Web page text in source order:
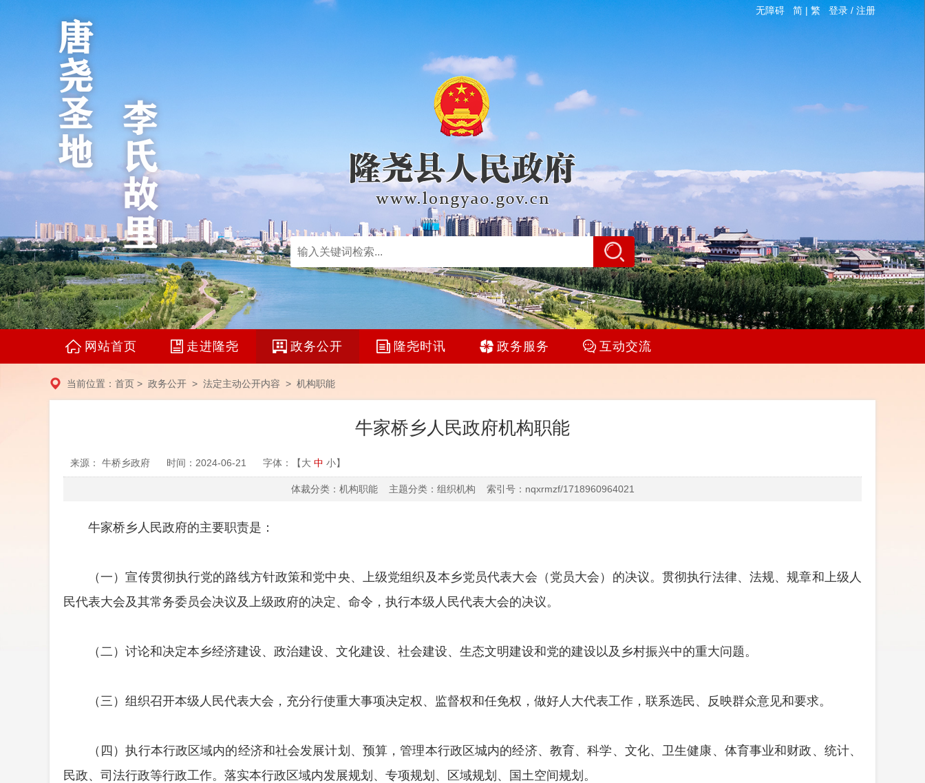
无障碍 简 |繁 登录/ 注册
网站首页 走进隆尧 政务公开 隆尧时讯 政务服务 互动交流
当前位置： 首页 > 政务公开 > 法定主动公开内容 > 机构职能
牛家桥乡人民政府机构职能
来源： 牛桥乡政府 时间：2024-06-21 字体：【大 中 小】
体裁分类：机构职能 主题分类：组织机构 索引号：nqxrmzf/1718960964021
牛家桥乡人民政府的主要职责是：
（一）宣传贯彻执行党的路线方针政策和党中央、上级党组织及本乡党员代表大会（党员大会）的决议。贯彻执行法律、法规、规章和上级人
民代表大会及其常务委员会决议及上级政府的决定、命令，执行本级人民代表大会的决议。
（二）讨论和决定本乡经济建设、政治建设、文化建设、社会建设、生态文明建设和党的建设以及乡村振兴中的重大问题。
（三）组织召开本级人民代表大会，充分行使重大事项决定权、监督权和任免权，做好人大代表工作，联系选民、反映群众意见和要求。
（四）执行本行政区域内的经济和社会发展计划、预算，管理本行政区城内的经济、教育、科学、文化、卫生健康、体育事业和财政、统计、
民政、司法行政等行政工作。落实本行政区域内发展规划、专项规划、区域规划、国土空间规划。